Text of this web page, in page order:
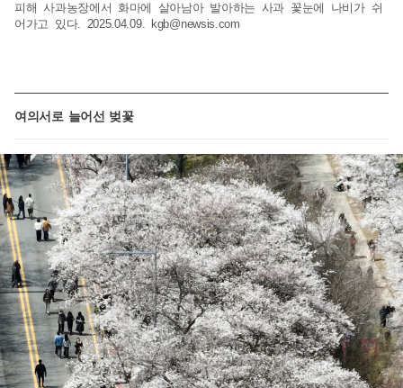
피해 사과농장에서 화마에 살아남아 발아하는 사과 꽃눈에 나비가 쉬
어가고 있다. 2025.04.09. kgb@newsis.com
여의서로 늘어선 벚꽃